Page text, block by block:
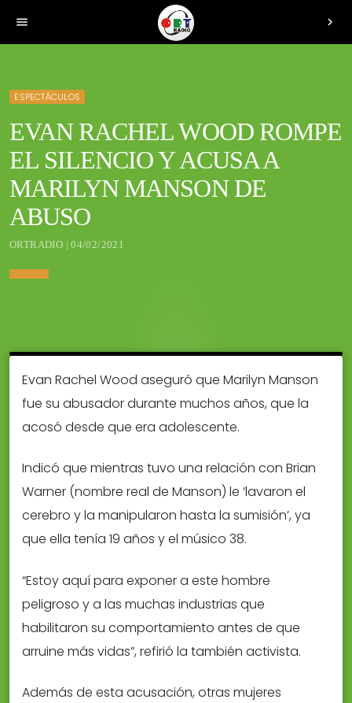
menu chevron_right
ESPECTÁCULOS
EVAN RACHEL WOOD ROMPE
EL SILENCIO Y ACUSA A
MARILYN MANSON DE
ABUSO
ORTRADIO | 04/02/2021
Evan Rachel Wood aseguró que Marilyn Manson
fue su abusador durante muchos años, que la
acosó desde que era adolescente.
Indicó que mientras tuvo una relación con Brian
Warner (nombre real de Manson) le ‘lavaron el
cerebro y la manipularon hasta la sumisión’, ya
que ella tenía 19 años y el músico 38.
“Estoy aquí para exponer a este hombre
peligroso y a las muchas industrias que
habilitaron su comportamiento antes de que
arruine más vidas”, refirió la también activista.
Además de esta acusación, otras mujeres